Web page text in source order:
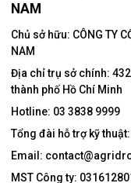
NAM
Chủ sở hữu: CÔNG TY
NAM
Địa chỉ trụ sở chính:
thành phố Hồ Chí Minh
Hotline: 03 3838 9999
Tổng đài hỗ trợ kỹ thuật:
Email:
MST Công ty: